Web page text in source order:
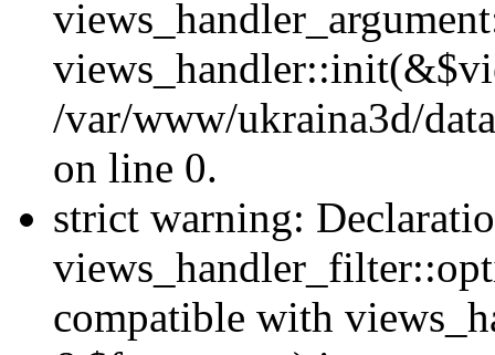
/var/www/ukraina3d/
on line 0.
strict warning:
compatible with